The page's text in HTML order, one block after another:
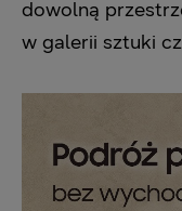
dowolną
w galerii sztuki